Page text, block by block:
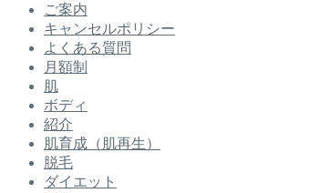
ご案内
キャンセルポリシー
よくある質問
月額制
肌
ボディ
紹介
肌育成（肌再生）
脱毛
ダイエット